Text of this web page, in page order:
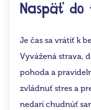
Naspäť
Je čas sa vrátiť k
Vyvážená strava,
pohoda a
zvládnuť stres a
nedarí chudnúť